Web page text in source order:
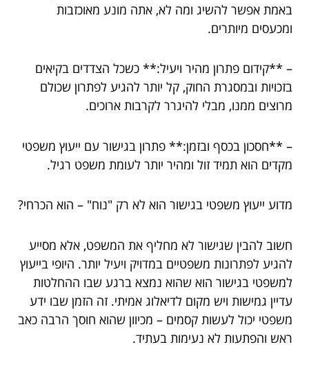
באמת אפשר להשיג ומה לא, אתה מונע מאוכזבות
ומכעסים מיותרים.
– **קידום פתרון מהיר ויעיל:** כשכל הצדדים בקיאים
בזכויות ובמסגרת החוק, קל יותר להגיע לפתרון שכולם
מרוצים ממנו, מבלי להיגרר לקרבות ארוכים.
– **חסכון בכסף ובזמן:** פתרון בגישור עם ייעוץ משפטי
מקדים הוא תמיד זול ומהיר יותר לעומת משפט רגיל.
מדוע ייעוץ משפטי בגישור הוא לא רק "נוח" – הוא הכרחי?
חשוב להבין שגישור לא מחליף את המשפט, אלא מסייע
להגיע לפתרונות משפטיים במדויק ויעיל יותר. היופי בייעוץ
למשפטי בגישור הוא שהוא נמצא ברגע שבו ההחלטות
עדיין גמישות ויש מקום לדיאלוג אמיתי. זה הזמן שבו ידע
משפטי יכול לעשות קסמים – מכיוון שהוא חוסך הרבה כאב
ראש והפתעות לא נעימות בעתיד.